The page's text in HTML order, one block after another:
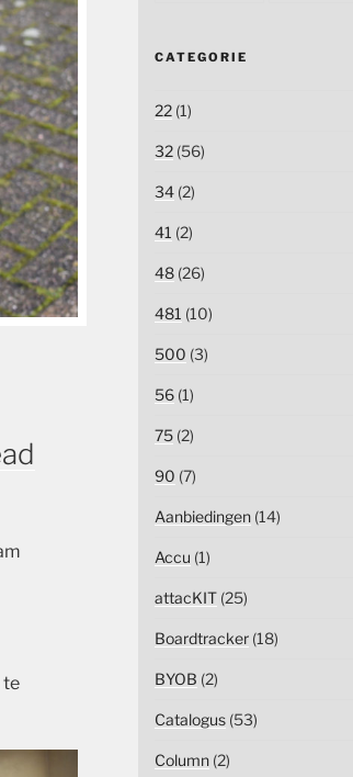
te
CATEGORIE
22(1)
32(56)
34(2)
41 (2)
48(26)
481 (10)
500 (3)
56(1)
75(2)
90 (7)
Aanbiedingen(14)
Accu (1)
attacKIT(25)
Boardtracker(18)
BYOB (2)
Catalogus(53)
Column(2)